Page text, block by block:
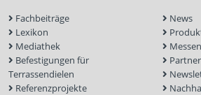
Fachbeiträge
Lexikon
Mediathek
Befestigungen für
Terrassendielen
Referenzprojekte
News
Messen
Partner